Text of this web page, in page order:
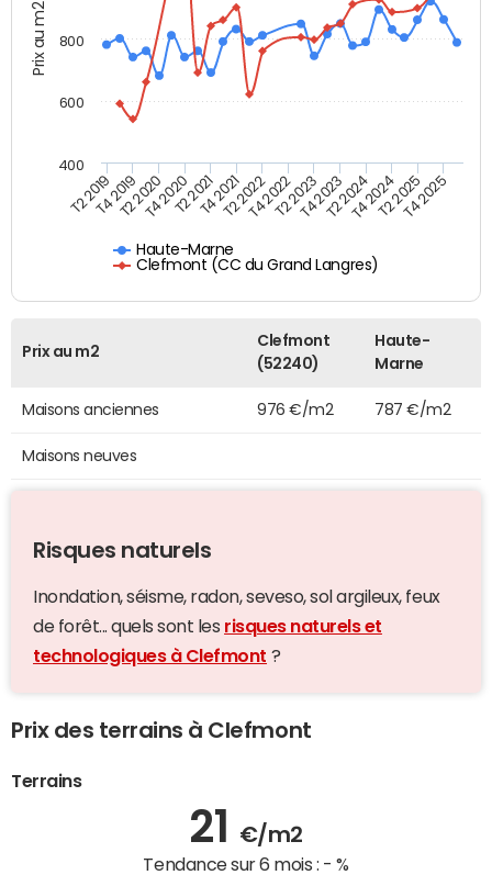
Prix au m2
Haute-Marne
Clefmont (CC du Grand Langres)
T2 2019T4 2019T2 2020T4 2020T2 2021T4 2021T2 2022T4 2022T2 2023T4 2023T2 2024T4 2024T2 2025T4 2025
400
600
800
Prix au m2
Clefmont
(52240)
Haute-
Marne
Maisons anciennes 976 €/m2 787 €/m2
Maisons neuves
Risques naturels
Inondation, séisme, radon, seveso, sol argileux, feux
de forêt... quels sont les risques naturels et
technologiques à Clefmont ?
Prix des terrains à Clefmont
Terrains
21 €/m2
Tendance sur 6 mois : - %